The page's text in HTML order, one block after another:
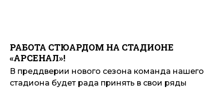
РАБОТА СТЮАРДОМ НА СТАДИОНЕ
«АРСЕНАЛ»!
В преддверии нового сезона команда нашего
стадиона будет рада принять в свои ряды